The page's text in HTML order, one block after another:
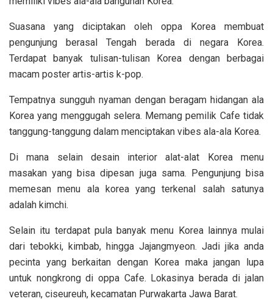
Suasana yang diciptakan oleh oppa Korea membuat
pengunjung berasal Tengah berada di negara Korea.
Terdapat banyak tulisan-tulisan Korea dengan berbagai
macam poster artis-artis k-pop.
Tempatnya sungguh nyaman dengan beragam hidangan ala
Korea yang menggugah selera. Memang pemilik Cafe tidak
tanggung-tanggung dalam menciptakan vibes ala-ala Korea.
Di mana selain desain interior alat-alat Korea menu
masakan yang bisa dipesan juga sama. Pengunjung bisa
memesan menu ala korea yang terkenal salah satunya
adalah kimchi.
Selain itu terdapat pula banyak menu Korea lainnya mulai
dari tebokki, kimbab, hingga Jajangmyeon. Jadi jika anda
pecinta yang berkaitan dengan Korea maka jangan lupa
untuk nongkrong di oppa Cafe. Lokasinya berada di jalan
veteran, ciseureuh, kecamatan Purwakarta Jawa Barat.